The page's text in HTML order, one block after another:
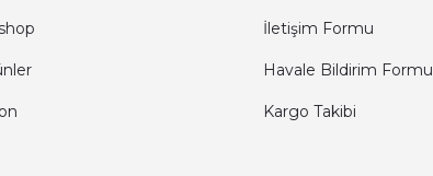
İletişim Formu
Havale Bildirim Formu
Kargo Takibi